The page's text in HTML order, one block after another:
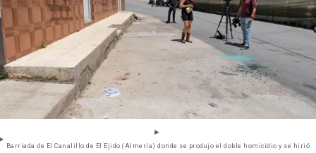
Barriada de El Canalillo de El Ejido (Almería) donde se produjo el doble homicidio y se hirió